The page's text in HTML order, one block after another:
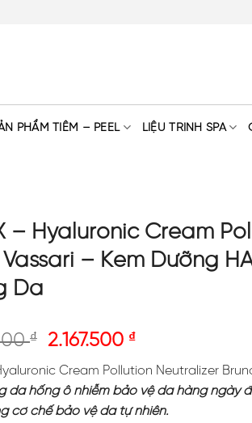
PHẨM TIÊM – PEEL LIỆU TRÌNH SPA
– Hyaluronic Cream
– Kem Dưỡng
Da
₫ 2.167.500 ₫
Cream Pollution Neutralizer
da hống ô nhiễm bảo vệ da hàng ngày
cơ chế bảo vệ da tự nhiên.